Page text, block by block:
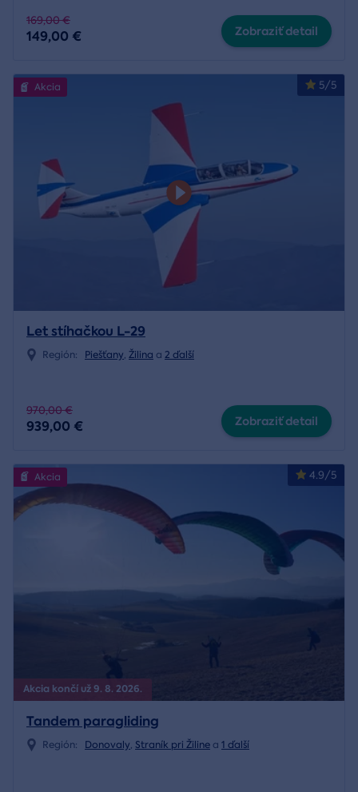
169,00 €
149,00 € Zobraziť detail
5/5
Akcia
Let stíhačkou L-29
Región: Piešťany, Žilina a 2 ďalší
970,00 €
939,00 € Zobraziť detail
Akcia končí už 9. 8. 2026.
4.9/5
Akcia
Tandem paragliding
Región: Donovaly, Straník pri Žiline a 1 ďalší